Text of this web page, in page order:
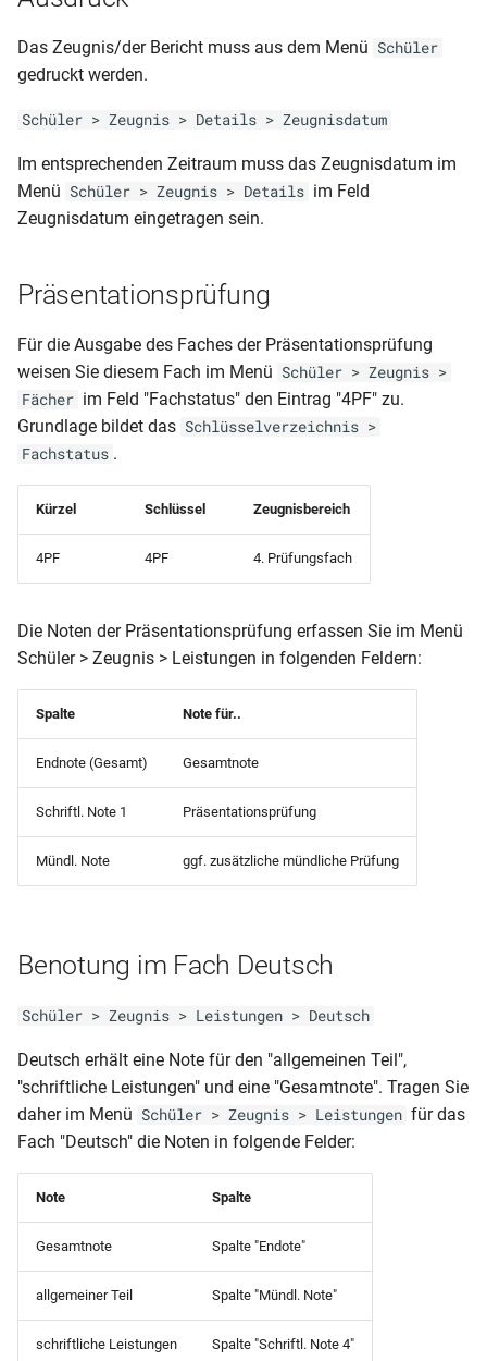
dynamisch)
RLP-GS (HJZ und JZ - 3. und
4. Klasse - 2 seitig
dynamisch)
RLP-GS (Abschlusszeugnis –
2 seitig- dynamisch)
ohne Noten dynamisch)
RLP-GS (Abgangszeugnis 1.
Klasse – 1 seitig -
dynamisch)
RLP-GES-JZ (Klassen 7-10)
RLP-GES-JZ (Klassen 5 und
6)
RLP-GES-HJZ (Klassen 7-10)
RLP-GES-HJZ (Klassen 5 und
6)
RLP-GES-AZ
RLP-GES-AS (Zeugnis für die
Realschule)
RLP-GES-AS (10.Klasse)
RLP-GES-AS (10.Klasse mit Ü
RLP-GES (Beiblatt)
RLP-GES
(Abschlussprognose)
RLP-FS-AS (Sozialpädagogik
DIN A3)
RLP-FO-FHReife (DIN A3)
Schülerliste
Fehlzeiten)
Schülerliste mit
Behinderungsarten
Schülerpersonalblatt (A5 -
Laufbahn)
Schülerpersonalblatt (mit
Angehörigen und Vorbildung)
Fremdsprachen)A5
Schülerpersonalblatt (mit
Fremdsprachenfolge)
Schülerpersonalblatt (mit
Vorbildung und
Herkunftsschule)
Schülerpersonalblatt (mit
Vorbildung)
Schülerpersonalblatt (nur
Schülerpersonalblatt incl
Schuleintritt (Betriebe -
Schülerpersonalblatt incl
Schuleintritt (Betriebe)
Schuleintritt (mit Vorbildung)
Schülerpersonalblatt incl
Schuleintritt und -austritt (mit
Vorbildung)
Schülerstammblatt (Belegung
Zeugnisliste nach
Schülerfächern (DIN A4 nur
Schülerfächern (DIN A4)
Zeugnisliste nach
Das Zeugnis/der Bericht muss aus dem Menü Schüler
gedruckt werden.
Schüler > Zeugnis > Details > Zeugnisdatum
Im entsprechenden Zeitraum muss das Zeugnisdatum im
Menü Schüler > Zeugnis > Details im Feld
Zeugnisdatum eingetragen sein.
Präsentationsprüfung
Für die Ausgabe des Faches der Präsentationsprüfung
weisen Sie diesem Fach im Menü Schüler > Zeugnis >
Fächer im Feld "Fachstatus" den Eintrag "4PF" zu.
Grundlage bildet das Schlüsselverzeichnis >
Fachstatus .
Kürzel Schlüssel Zeugnisbereich
4PF 4PF 4. Prüfungsfach
Die Noten der Präsentationsprüfung erfassen Sie im Menü
Schüler > Zeugnis > Leistungen in folgenden Feldern:
Spalte Note für..
Endnote (Gesamt) Gesamtnote
Schriftl. Note 1 Präsentationsprüfung
Mündl. Note ggf. zusätzliche mündliche Prüfung
Benotung im Fach Deutsch
Schüler > Zeugnis > Leistungen > Deutsch
Deutsch erhält eine Note für den "allgemeinen Teil",
"schriftliche Leistungen" und eine "Gesamtnote". Tragen Sie
daher im Menü Schüler > Zeugnis > Leistungen für das
Fach "Deutsch" die Noten in folgende Felder:
Note Spalte
Gesamtnote Spalte "Endote"
allgemeiner Teil Spalte "Mündl. Note"
schriftliche Leistungen Spalte "Schriftl. Note 4"